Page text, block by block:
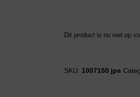
Dit product is nu niet op
SKU: 1007150 jpe